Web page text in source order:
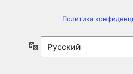
Политика
Язык